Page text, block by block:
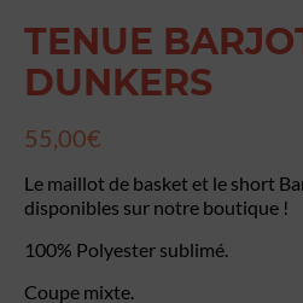
TENUE
DUNKERS
55,00€
Le maillot de basket et le short
disponibles sur notre boutique !
100% Polyester sublimé.
Coupe mixte.